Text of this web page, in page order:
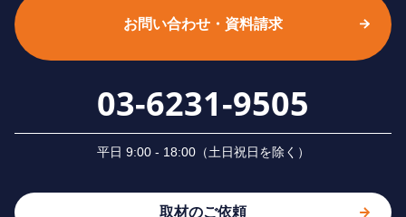
お問い合わせ・資料請求
03-6231-9505
平⽇ 9:00 - 18:00（⼟⽇祝⽇を除く）
取材のご依頼